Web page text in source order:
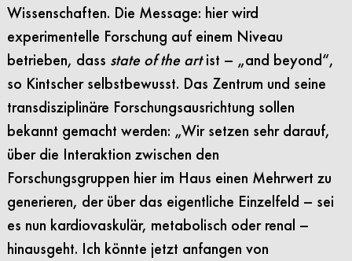
Wissenschaften. Die Message: hier wird
experimentelle Forschung auf einem Niveau
betrieben, dass state of the artist – „and beyond“,
so Kintscher selbstbewusst. Das Zentrum und seine
transdisziplinäre Forschungsausrichtung sollen
bekannt gemacht werden: „Wir setzen sehr darauf,
über die Interaktion zwischen den
Forschungsgruppen hier im Haus einen Mehrwert zu
generieren, der über das eigentliche Einzelfeld – sei
es nun kardiovaskulär, metabolisch oder renal –
hinausgeht. Ich könnte jetzt anfangen von